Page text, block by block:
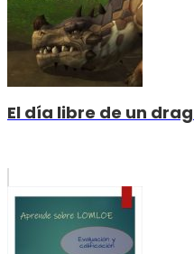
El día libre de un